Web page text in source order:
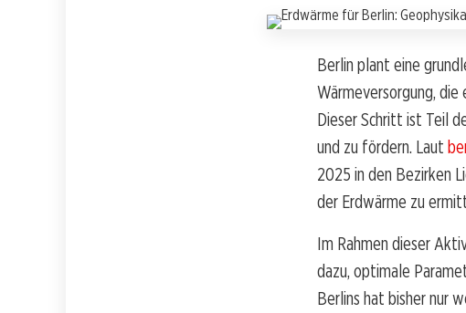
Berlin plant eine
Wärmeversorgung,
Dieser Schritt ist Teil
und zu fördern. Laut
2025 in den Bezirken
der Erdwärme zu
Im Rahmen dieser
dazu, optimale
Berlins hat bisher nur